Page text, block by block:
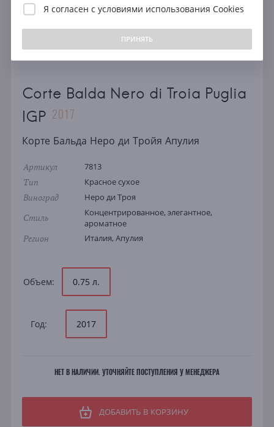
Corte Balda Nero di Troia Puglia
IGP 2017
Корте Бальда Неро ди Тройя Апулия
Артикул 7813
Тип Красное сухое
Виноград Неро ди Троя
Стиль
Концентрированное, элегантное,
ароматное
Регион Италия, Апулия
Объем: 0.75 л.
Год: 2017
НЕТ В НАЛИЧИИ. УТОЧНЯЙТЕ ПОСТУПЛЕНИЯ У МЕНЕДЖЕРА
ДОБАВИТЬ В КОРЗИНУ
Я согласен с условиями использования Cookies
ПРИНЯТЬ